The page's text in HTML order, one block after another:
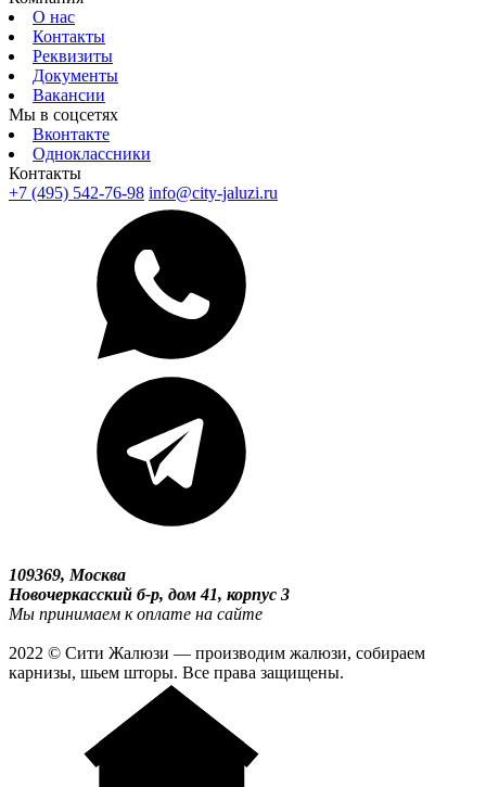
О нас
Контакты
Реквизиты
Документы
Вакансии
Мы в соцсетях
Вконтакте
Одноклассники
Контакты
+7 (495) 542-76-98 info@city-jaluzi.ru
109369, Москва
Новочеркасский б-р, дом 41, корпус 3
Мы принимаем к оплате на сайте
2022 © Сити Жалюзи — производим жалюзи, собираем
карнизы, шьем шторы. Все права защищены.